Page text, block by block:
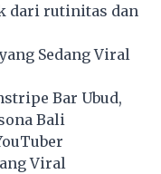
dari rutinitas dan
Sedang Viral
Bar Ubud,
Bali
Viral